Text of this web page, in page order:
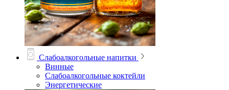
Слабоалкогольные напитки
Винные
Слабоалкогольные коктейли
Энергетические